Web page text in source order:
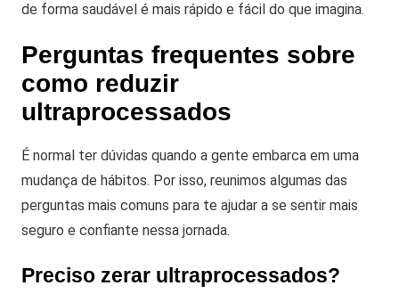
de forma saudável é mais rápido e fácil do que imagina.
Perguntas frequentes sobre
como reduzir
ultraprocessados
É normal ter dúvidas quando a gente embarca em uma
mudança de hábitos. Por isso, reunimos algumas das
perguntas mais comuns para te ajudar a se sentir mais
seguro e confiante nessa jornada.
Preciso zerar ultraprocessados?